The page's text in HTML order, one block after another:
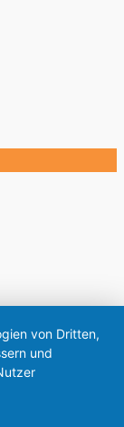
von Dritten,
und